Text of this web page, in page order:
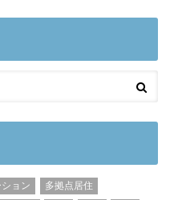
ョン
多拠点居住